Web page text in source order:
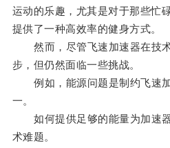
运动的乐趣，尤其是对于那些忙
提供了一种高效率的健身方式。
然而，尽管飞速加速器在技术
步，但仍然面临一些挑战。
例如，能源问题是制约飞速加
一。
如何提供足够的能量为加速器
术难题。